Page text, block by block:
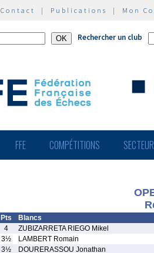
Contact | Publications | Mon
Rechercher un club
FFE COMPÉTITIONS
Pts
Blancs
4
ZUBIZARRETA RIEGO Mikel
3½
LAMBERT Romain
3½
DOURERASSOU Jonathan